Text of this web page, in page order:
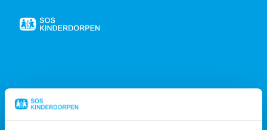
Naar
404, PAGINA NIET GEVONDEN